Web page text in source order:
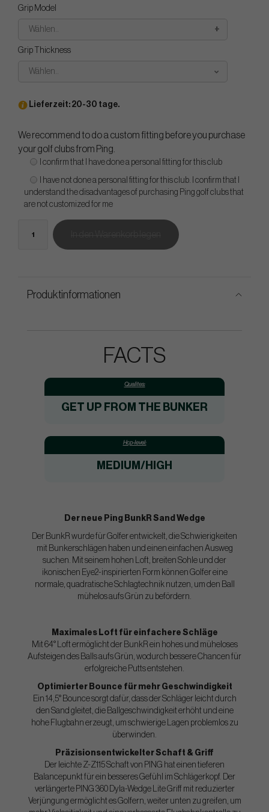
Grip Model
Wählen..
Grip Thickness
Wählen..
Lieferzeit: 20-30 tage.
We recommend to do a custom fitting before you purchase
your golf clubs from Ping.
I confirm that I have done a personal fitting for this club
I have not done a personal fitting for this club. I confirm that I
understand the disadvantages of purchasing Ping golf clubs that
are not customized for me
Produktinformationen
FACTS
Qualites:
GET UP FROM THE BUNKER
Hcp-level:
MEDIUM/HIGH
Der neue Ping BunkR Sand Wedge
Der BunkR wurde für Golfer entwickelt, die Schwierigkeiten
mit Bunkerschlägen haben und einen einfachen Ausweg
suchen. Mit seinem hohen Loft, breiten Sohle und der
ikonischen Eye2-inspirierten Form können Golfer eine
normale, quadratische Schlagtechnik nutzen, um den Ball
mühelos aufs Grün zu befördern.
Maximales Loft für einfachere Schläge
Mit 64° Loft ermöglicht der BunkR ein hohes und müheloses
Aufsteigen des Balls aufs Grün, wodurch bessere Chancen für
erfolgreiche Putts entstehen.
Optimierter Bounce für mehr Geschwindigkeit
Ein 14,5° Bounce sorgt dafür, dass der Schläger leicht durch
den Sand gleitet, die Ballgeschwindigkeit erhöht und eine
hohe Flugbahn erzeugt, um schwierige Lagen problemlos zu
überwinden.
Präzisionsentwickelter Schaft & Griff
Der leichte Z-Z115 Schaft von PING hat einen tieferen
Balancepunkt für ein besseres Gefühl im Schlägerkopf. Der
verlängerte PING 360 Dyla-Wedge Lite Griff mit reduzierter
Verjüngung ermöglicht es Golfern, weiter unten zu greifen, um